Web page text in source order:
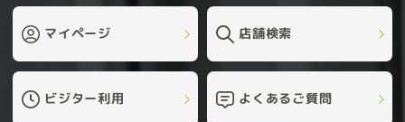
マイページ 店舗検索
ビジター利用 よくあるご質問